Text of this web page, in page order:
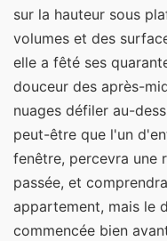
sur la hauteur sous
volumes et des
elle a fêté ses
douceur des après-
nuages défiler au-
peut-être que l'un
fenêtre, percevra une
passée, et
appartement, mais le
commencée bien